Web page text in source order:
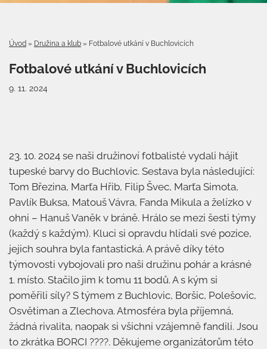
Úvod » Družina a klub » Fotbalové utkání v Buchlovicích
Fotbalové utkání v Buchlovicích
9. 11. 2024
23. 10. 2024 se naši družinoví fotbalisté vydali hájit
tupeské barvy do Buchlovic. Sestava byla následující:
Tom Březina, Marťa Hřib, Filip Švec, Marťa Simota,
Pavlík Buksa, Matouš Vávra, Fanda Mikula a želízko v
ohni – Hanuš Vaněk v bráně. Hrálo se mezi šesti týmy
(každý s každým). Kluci si opravdu hlídali své pozice,
jejich souhra byla fantastická. A právě díky této
týmovosti vybojovali pro naši družinu pohár a krásné
1. místo. Stačilo jim k tomu 11 bodů. A s kým si
poměřili síly? S týmem z Buchlovic, Boršic, Polešovic,
Osvětiman a Zlechova. Atmosféra byla příjemná,
žádná rivalita, naopak si všichni vzájemně fandili. Jsou
to zkrátka BORCI ????. Děkujeme organizátorům této